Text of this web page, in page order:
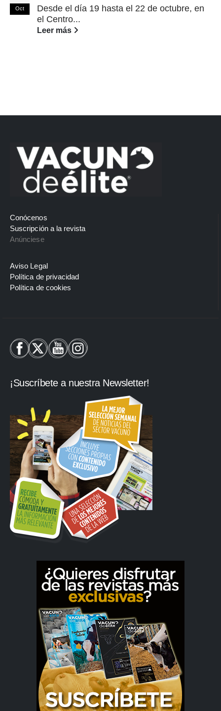
Oct
Desde el día 19 hasta el 22 de octubre, en
el Centro...
Leer más
Conócenos
Suscripción a la revista
Anúnciese
Aviso Legal
Política de privacidad
Política de cookies
¡Suscríbete a nuestra Newsletter!